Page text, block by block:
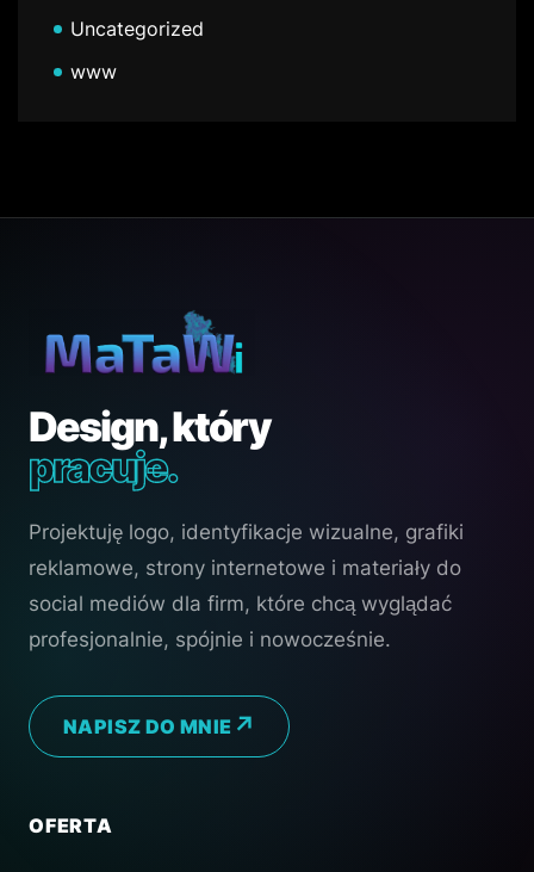
Uncategorized
www
Design, który
pracuje.
Projektuję logo, identyfikacje wizualne, grafiki
reklamowe, strony internetowe i materiały do
social mediów dla firm, które chcą wyglądać
profesjonalnie, spójnie i nowocześnie.
NAPISZ DO MNIE
OFERTA